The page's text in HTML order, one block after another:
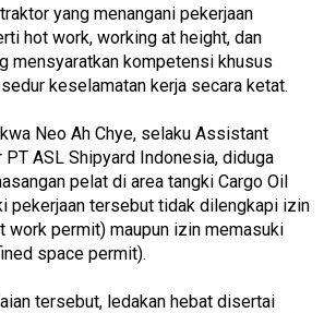
yang menangani pekerjaan
hot work, working at height, dan
mensyaratkan kompetensi khusus
keselamatan kerja secara ketat.
Neo Ah Chye, selaku Assistant
ASL Shipyard Indonesia, diduga
pelat di area tangki Cargo Oil
pekerjaan tersebut tidak dilengkapi izin
work permit) maupun izin memasuki
space permit).
tersebut, ledakan hebat disertai